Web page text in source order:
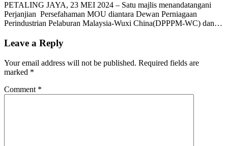
PETALING JAYA, 23 MEI 2024 – Satu majlis menandatangani
Perjanjian Persefahaman MOU diantara Dewan Perniagaan
Perindustrian Pelaburan Malaysia-Wuxi China(DPPPM-WC) dan…
Leave a Reply
Your email address will not be published. Required fields are
marked *
Comment *